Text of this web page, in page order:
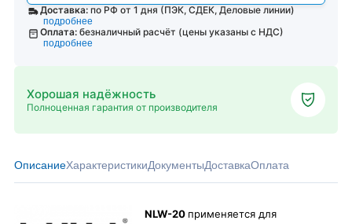
Доставка: по РФ от 1 дня (ПЭК, СДЕК, Деловые линии)
подробнее
Оплата: безналичный расчёт (цены указаны с НДС)
подробнее
Хорошая надёжность
Полноценная гарантия от производителя
ОписаниеХарактеристикиДокументыДоставкаОплата
NLW-20 применяется для